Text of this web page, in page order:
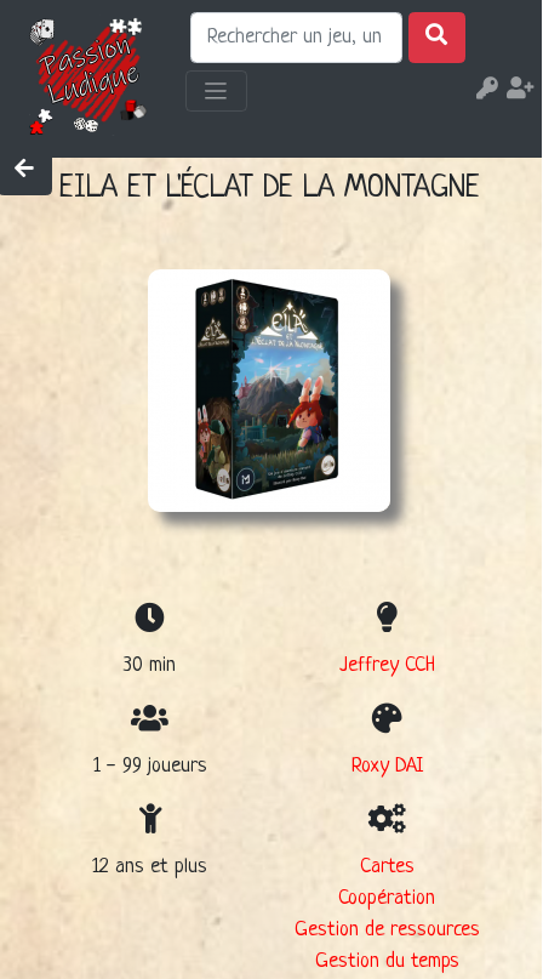
EILA ET L'ÉCLAT DE LA MONTAGNE
30 min
1 - 99 joueurs
12 ans et plus
Jeffrey CCH
Roxy DAI
Cartes
Coopération
Gestion de ressources
Gestion du temps